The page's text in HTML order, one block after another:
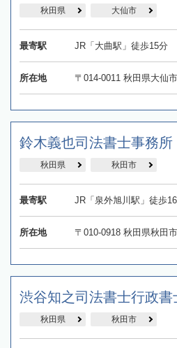
秋田県 大仙市
最寄駅 JR「大曲駅」徒歩15分
所在地 〒014-0011 秋田県大仙
鈴木義也司法書士事務所
秋田県 秋田市
最寄駅 JR「泉外旭川駅」徒歩
所在地 〒010-0918 秋田県秋田
渋谷知之司法書士行政書
秋田県 秋田市